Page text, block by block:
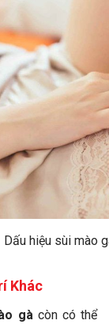
gà ở
Khác
gàcòn có thể